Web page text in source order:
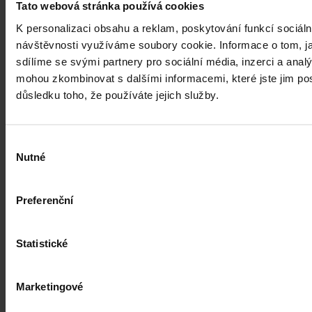
Tato webová stránka používá cookies
K personalizaci obsahu a reklam, poskytování funkcí
návštěvnosti využíváme soubory cookie. Informace o tom,
sdílíme se svými partnery pro sociální média, inzerci a
mohou zkombinovat s dalšími informacemi, které jste jim
důsledku toho, že používáte jejich služby.
souhlasu
Nutné
Preferenční
Statistické
Marketingové
publikována pod č. 119/2026 Sb.
Mgr. Martin Glogar
30. července 2026, 07:27